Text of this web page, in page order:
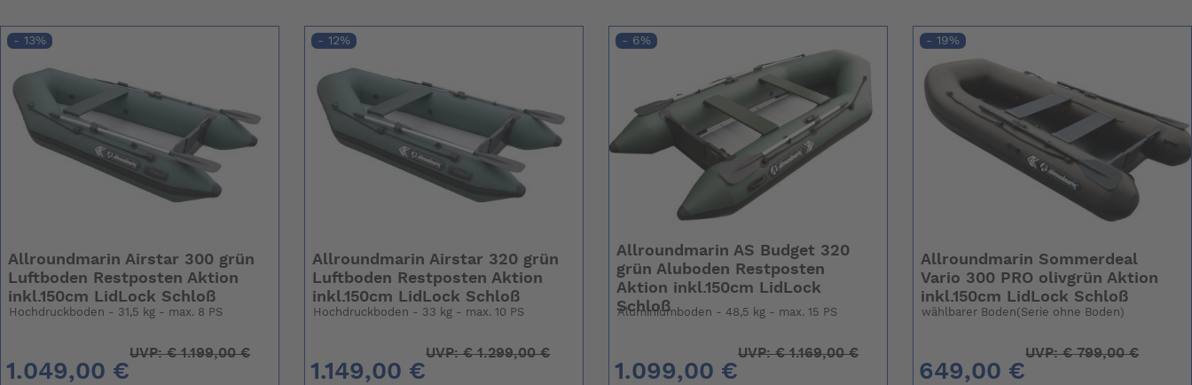
- 13%
Allroundmarin Airstar 300 grün
Luftboden Restposten Aktion
inkl.150cm LidLock Schloß
Hochdruckboden - 31,5 kg - max. 8 PS
1.049,00 €
UVP:€1.199,00 €
- 12%
Allroundmarin Airstar 320 grün
Luftboden Restposten Aktion
inkl.150cm LidLock Schloß
Hochdruckboden - 33 kg - max. 10 PS
1.149,00 €
UVP:€1.299,00 €
- 6%
Allroundmarin AS Budget 320
grün Aluboden Restposten
Aktion inkl.150cm LidLock
Schloß
Aluminiumboden - 48,5 kg - max. 15 PS
1.099,00 €
UVP:€1.169,00 €
- 19%
Allroundmarin Sommerdeal
Vario 300 PRO olivgrün Aktion
inkl.150cm LidLock Schloß
wählbarer Boden(Serie ohne Boden)
649,00 €
UVP:€799,00 €